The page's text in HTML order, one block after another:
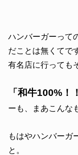
ハンバーガーって
だことは無くてで
有名店に行っても
「和牛100%！
ーも、まあこんな
もはやハンバーガ
と。